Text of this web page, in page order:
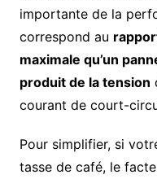
importante de la
correspond au
maximale qu’un
produit de la tension
courant de court-
Pour simplifier, si
tasse de café, le